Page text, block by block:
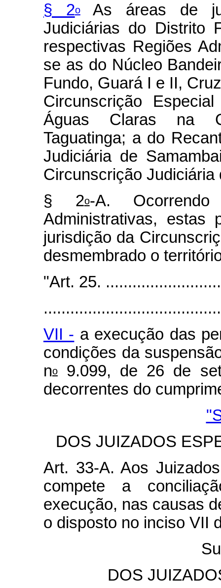
§ 2oAs áreas de
Judiciárias do Distrito
respectivas Regiões
se as do Núcleo
Fundo, Guará I e II,
Circunscrição
Águas Claras na
Taguatinga; a do
Judiciária de
Circunscrição Judiciária
§ 2o-A.
Administrativas, estas
jurisdição da
desmembrado o
"Art. 25.
VII - a execução das
condições da
no
9.099, de 26 de
decorrentes do
DOS JUIZADOS
Art. 33-A. Aos
compete a
execução, nas causas
o disposto no inciso VII
DOS